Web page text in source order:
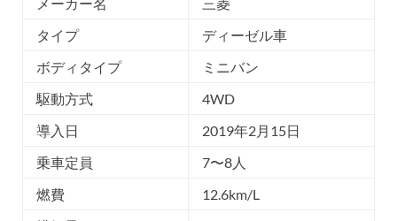
タイプ
ディーゼル車
ボディタイプ
ミニバン
駆動方式
4WD
導入日
2019年2月15日
乗車定員
7〜8人
燃費
12.6km/L